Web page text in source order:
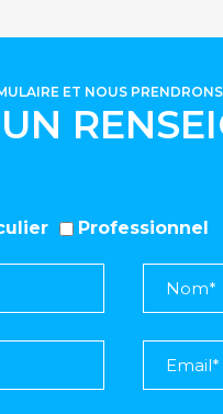
ET NOUS
Professionnel